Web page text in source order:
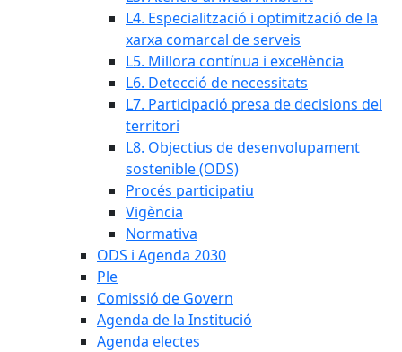
L4. Especialització i optimització de la
xarxa comarcal de serveis
L5. Millora contínua i excel·lència
L6. Detecció de necessitats
L7. Participació presa de decisions del
territori
L8. Objectius de desenvolupament
sostenible (ODS)
Procés participatiu
Vigència
Normativa
ODS i Agenda 2030
Ple
Comissió de Govern
Agenda de la Institució
Agenda electes